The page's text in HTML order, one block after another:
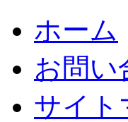
ホーム
お問い
サイト